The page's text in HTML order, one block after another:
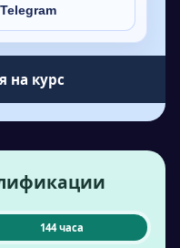
на курс
144 часа